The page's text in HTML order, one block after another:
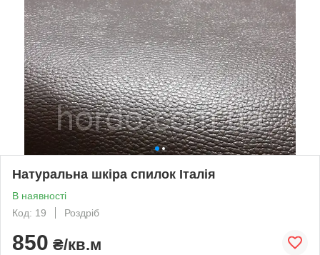
Натуральна шкіра спилок Італія
В наявності
Код: 19
Роздріб
850 ₴/кв.м